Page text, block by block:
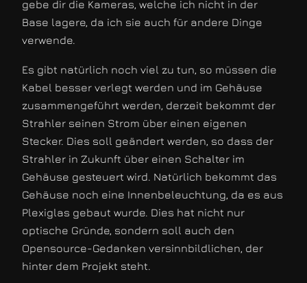
gebe dir die Kameras, welche ich nicht in der
Base lagere, da ich sie auch für andere Dinge
verwende.
Es gibt natürlich noch viel zu tun, so müssen die
Kabel besser verlegt werden und im Gehäuse
zusammengeführt werden, derzeit bekommt der
Strahler seinen Strom über einen eigenen
Stecker. Dies soll geändert werden, so dass der
Strahler in Zukunft über einen Schalter im
Gehäuse gesteuert wird. Natürlich bekommt das
Gehäuse noch eine Innenbeleuchtung, da es aus
Plexiglas gebaut wurde. Dies hat nicht nur
optische Gründe, sondern soll auch den
Opensource-Gedanken versinnbildlichen, der
hinter dem Projekt steht.